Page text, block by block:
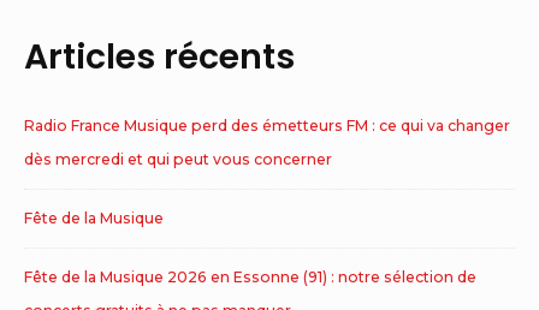
Articles récents
Radio France Musique perd des émetteurs FM : ce qui va changer
dès mercredi et qui peut vous concerner
Fête de la Musique
Fête de la Musique 2026 en Essonne (91) : notre sélection de